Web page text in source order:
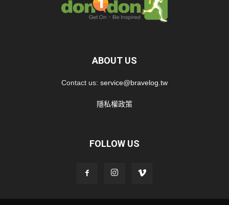
ABOUT US
Contact us: service@bravelog.tw
隱私權政策
FOLLOW US